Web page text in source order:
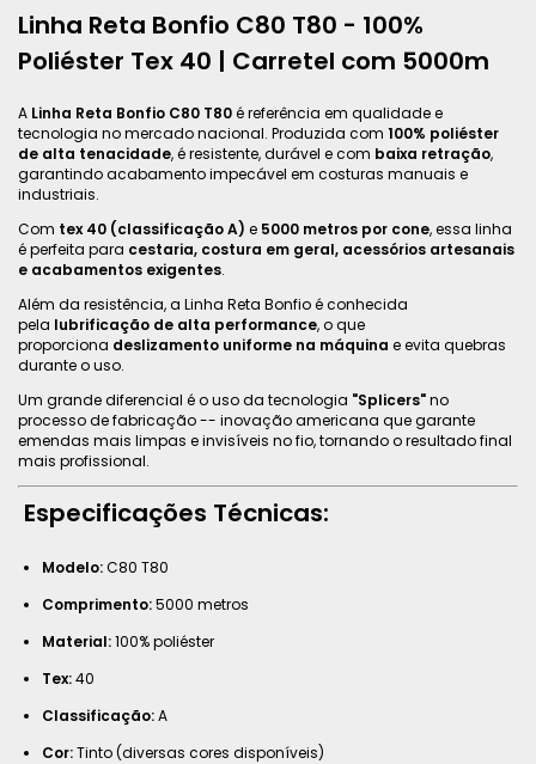
Linha Reta Bonfio C80 T80 - 100%
Poliéster Tex 40 | Carretel com 5000m
A Linha Reta Bonfio C80 T80é referência em qualidade e
tecnologia no mercado nacional. Produzida com 100% poliéster
de alta tenacidade, é resistente, durável e com baixa retração,
garantindo acabamento impecável em costuras manuais e
industriais.
Com tex 40 (classificação A) e 5000 metros por cone, essa linha
é perfeita para cestaria, costura em geral, acessórios artesanais
e acabamentos exigentes.
Além da resistência, a Linha Reta Bonfio é conhecida
pela lubrificação de alta performance, o que
proporciona deslizamento uniforme na máquina e evita quebras
durante o uso.
Um grande diferencial é o uso da tecnologia "Splicers"no
processo de fabricação -- inovação americana que garante
emendas mais limpas e invisíveis no fio, tornando o resultado final
mais profissional.
Especificações Técnicas:
Modelo:C80 T80
Comprimento:5000 metros
Material:100% poliéster
Tex:40
Classificação:A
Cor:Tinto (diversas cores disponíveis)